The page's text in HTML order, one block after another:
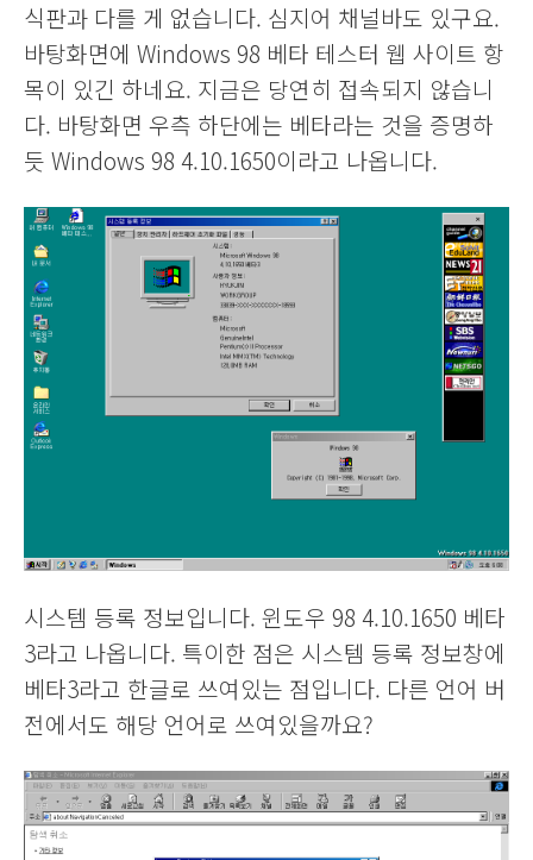
식판과 다를 게 없습니다. 심지어 채널바도 있구요.
바탕화면에 Windows 98 베타 테스터 웹 사이트 항
목이 있긴 하네요. 지금은 당연히 접속되지 않습니
다. 바탕화면 우측 하단에는 베타라는 것을 증명하
듯 Windows 98 4.10.1650이라고 나옵니다.
시스템 등록 정보입니다. 윈도우 98 4.10.1650 베타
3라고 나옵니다. 특이한 점은 시스템 등록 정보창에
베타3라고 한글로 쓰여있는 점입니다. 다른 언어 버
전에서도 해당 언어로 쓰여있을까요?